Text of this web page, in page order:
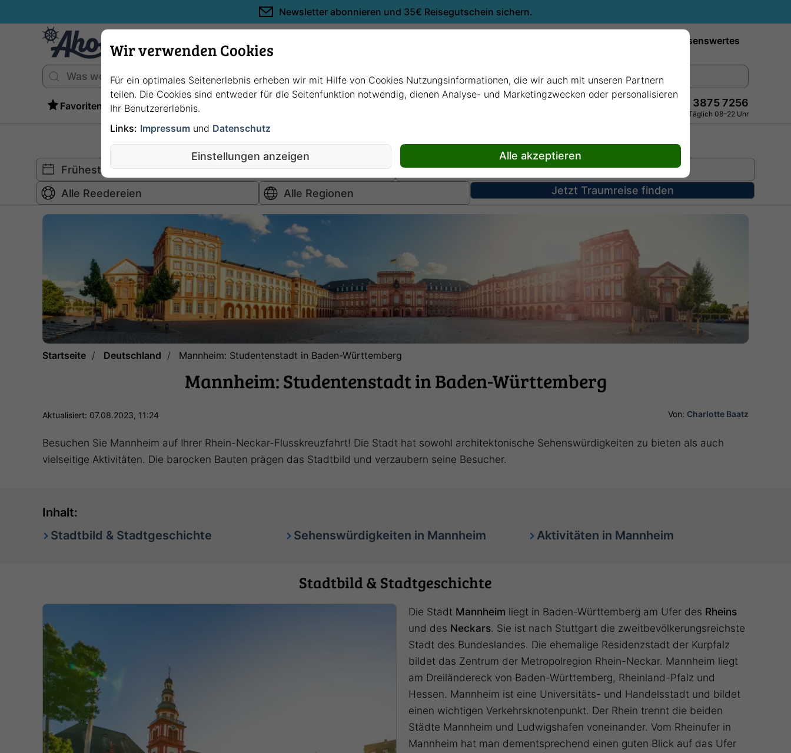
Newsletter abonnieren und 35€ Reisegutschein sichern.
Wissenswertes
Favoriten +49 228 3875 7256
Persönlich · Kostenlos · Täglich 08–22 Uhr
Jetzt Traumreise finden
Startseite Deutschland Mannheim: Studentenstadt in Baden-Württemberg
Mannheim: Studentenstadt in Baden-Württemberg
Von: Charlotte Baatz
Aktualisiert: 07.08.2023, 11:24
Besuchen Sie Mannheim auf Ihrer Rhein-Neckar-Flusskreuzfahrt! Die Stadt hat sowohl architektonische Sehenswürdigkeiten zu bieten als auch
vielseitige Aktivitäten. Die barocken Bauten prägen das Stadtbild und verzaubern seine Besucher.
Inhalt:
Stadtbild & Stadtgeschichte
Sehenswürdigkeiten in Mannheim Aktivitäten in Mannheim
Stadtbild & Stadtgeschichte
Die Stadt Mannheim liegt in Baden-Württemberg am Ufer des Rheins
und des Neckars. Sie ist nach Stuttgart die zweitbevölkerungsreichste
Stadt des Bundeslandes. Die ehemalige Residenzstadt der Kurpfalz
bildet das Zentrum der Metropolregion Rhein-Neckar. Mannheim liegt
am Dreiländereck von Baden-Württemberg, Rheinland-Pfalz und
Hessen. Mannheim ist eine Universitäts- und Handelsstadt und bildet
einen wichtigen Verkehrsknotenpunkt. Der Rhein trennt die beiden
Städte Mannheim und Ludwigshafen voneinander. Vom Rheinufer in
Mannheim hat man dementsprechend einen guten Blick auf das Ufer
Wir verwenden Cookies
Für ein optimales Seitenerlebnis erheben wir mit Hilfe von Cookies Nutzungsinformationen, die wir auch mit unseren Partnern
teilen. Die Cookies sind entweder für die Seitenfunktion notwendig, dienen Analyse- und Marketingzwecken oder personalisieren
Ihr Benutzererlebnis.
Links: Impressum und Datenschutz
Einstellungen anzeigen Alle akzeptieren